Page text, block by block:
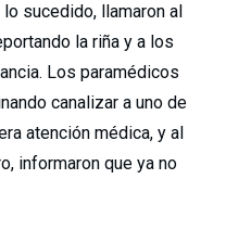
sucedido, llamaron al
la riña y a los
Los paramédicos
canalizar a uno de
atención médica, y al
informaron que ya no